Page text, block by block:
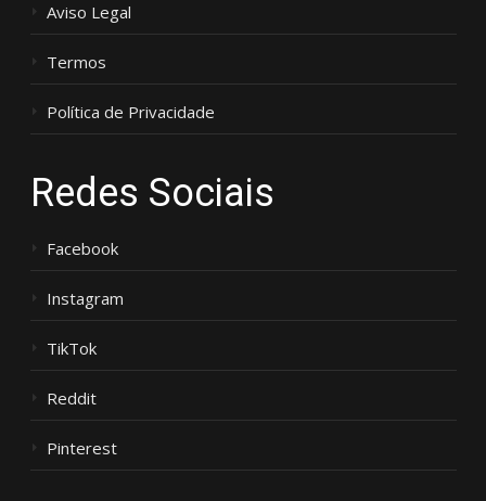
Aviso Legal
Termos
Política de Privacidade
Redes Sociais
Facebook
Instagram
TikTok
Reddit
Pinterest